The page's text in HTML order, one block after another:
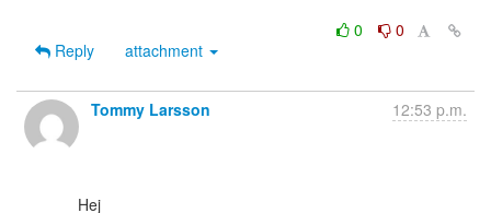
0
0
Reply
attachment
Tommy Larsson 12:53 p.m.